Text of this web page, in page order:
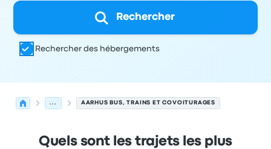
Rechercher
Rechercher des hébergements
... AARHUS BUS, TRAINS ET COVOITURAGES
Quels sont les trajets les plus